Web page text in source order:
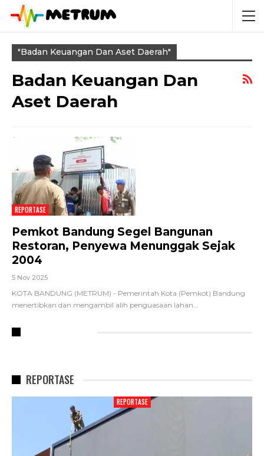
"Badan Keuangan Dan Aset Daerah"
Badan Keuangan Dan
Aset Daerah
REPORTASE
Pemkot Bandung Segel Bangunan
Restoran, Penyewa Menunggak Sejak
2004
5 Nov 2025
KOTA BANDUNG (METRUM) - Pemerintah Kota (Pemkot) Bandung
menertibkan dan mengambil alih penguasaan lahan…
REPORTASE
REPORTASE